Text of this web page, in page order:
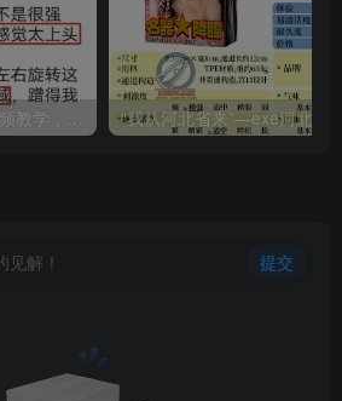
解！ 提交